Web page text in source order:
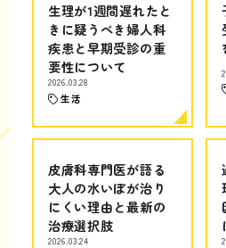
生理が1週間遅れたと
きに疑うべき婦人科
疾患と早期受診の重
要性について
2026.03.28
生活
皮膚科専門医が語る
大人の水いぼが治り
にくい理由と最新の
治療選択肢
2026.03.24